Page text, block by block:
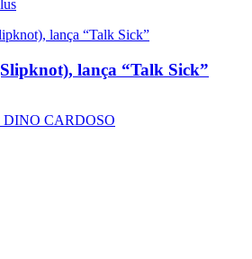
lança “Talk Sick”
DINO CARDOSO